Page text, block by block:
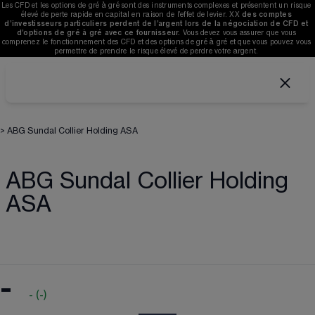
Les CFD et les options de gré à gré sont des instruments complexes et présentent un risque
élevé de perte rapide en capital en raison de l’effet de levier. XX des comptes
d’investisseurs particuliers perdent de l’argent lors de la négociation de CFD et
d’options de gré à gré avec ce fournisseur. Vous devez vous assurer que vous
comprenez le fonctionnement des CFD et des options de gré à gré et que vous pouvez vous
permettre de prendre le risque élevé de perdre votre argent.
> ABG Sundal Collier Holding ASA
ABG Sundal Collier Holding
ASA
- - (-)